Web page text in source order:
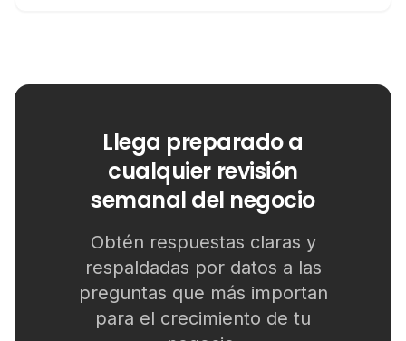
Llega preparado a
cualquier revisión
semanal del negocio
Obtén respuestas claras y
respaldadas por datos a las
preguntas que más importan
para el crecimiento de tu